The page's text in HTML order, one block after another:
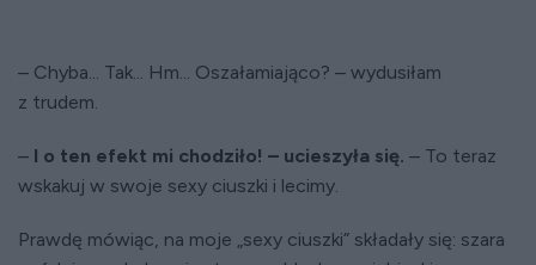
– Chyba... Tak... Hm... Oszałamiająco? – wydusiłam
z trudem.
– I o ten efekt mi chodziło! – ucieszyła się. – To teraz
wskakuj w swoje sexy ciuszki i lecimy.
Prawdę mówiąc, na moje „sexy ciuszki” składały się: szara